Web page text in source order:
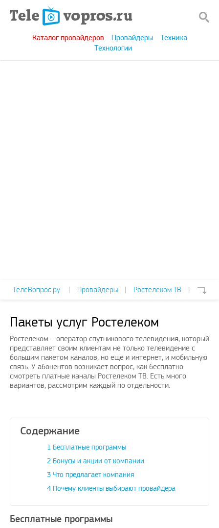
Каталог провайдеров Провайдеры
Техника
Технологии
ТелеВопрос.ру | Провайдеры | Ростелеком ТВ |
проблем с
услуг…
своевременно
А
Пакеты услуг Ростелеком
Ростелеком – оператор спутникового телевидения, который
представляет своим клиентам не только телевидение с
большим пакетом каналов, но еще и интернет, и мобильную
связь. У абонентов возникает вопрос, как бесплатно
смотреть платные каналы Ростелеком ТВ. Есть много
вариантов, рассмотрим каждый по отдельности.
Содержание
1 Бесплатные программы
2 Бонусы и акции от компании
3 Что предлагает компания
4 Почему клиенты выбирают провайдера
Бесплатные программы